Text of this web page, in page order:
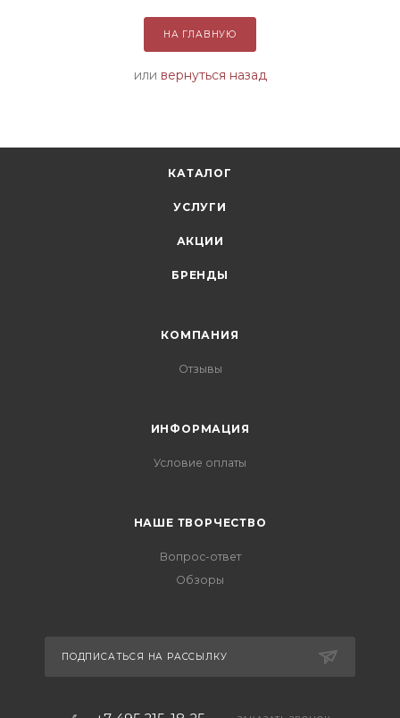
НА ГЛАВНУЮ
или вернуться назад
КАТАЛОГ
УСЛУГИ
АКЦИИ
БРЕНДЫ
КОМПАНИЯ
Отзывы
ИНФОРМАЦИЯ
Условие оплаты
НАШЕ ТВОРЧЕСТВО
Вопрос-ответ
Обзоры
ПОДПИСАТЬСЯ НА РАССЫЛКУ